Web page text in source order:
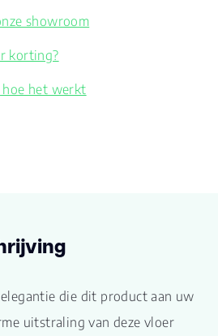
showroom
korting?
het werkt
die dit product aan uw
uitstraling van deze vloer